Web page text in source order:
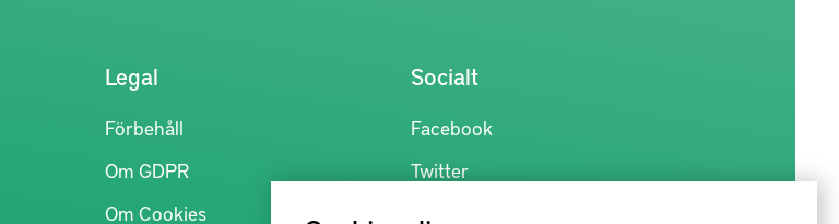
Legal
Förbehåll
Om GDPR
Om Cookies
Socialt
Facebook
Twitter